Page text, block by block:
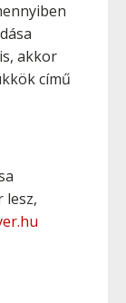
akkor
című
lesz,